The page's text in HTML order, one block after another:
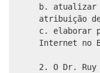
b. atualizar
atribuição
c. elaborar
Internet no
2. O Dr. Ruy